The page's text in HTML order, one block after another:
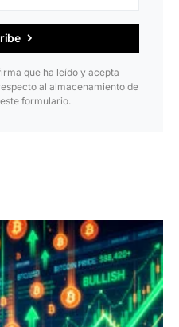
que ha leído y acepta
al almacenamiento de
formulario.